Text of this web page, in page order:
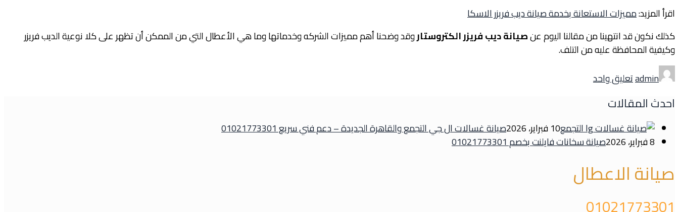
اقرأ المزيد:مميزات الاستعانة بخدمة صيانة ديب فريزر الاسكا
كذلك نكون قد انتهينا من مقالنا اليوم عنصيانة ديب فريزر الكتروستاروقد وضحنا أهم مميزات الشركه وخدماتها وما هي الأعطال التي من الممكن أن تظهر على كلا نوعية الديب فريزر
وكيفية المحافظة عليه من التلف.
Author
adminتعليق واحدتعرف
ديب
فريزر
وأشهر
الأعطال
الحفاظ
احدث المقالات
10 فبراير، 2026
صيانة غسالات ال جي التجمع والقاهرة الجديدة – دعم فني سريع 01021773301
8 فبراير، 2026
صيانة سخانات فايلنت بخصم 01021773301
صيانة الاعطال